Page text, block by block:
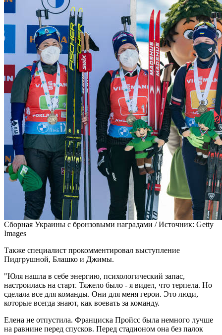
Сборная Украины с бронзовыми наградами /Источник: Getty
Images
Также специалист прокомментировал выступление
Пидгрушной, Блашко и Джимы.
"Юля нашла в себе энергию, психологический запас,
настроилась на старт. Тяжело было - я видел, что терпела. Но
сделала все для команды. Они для меня герои. Это люди,
которые всегда знают, как воевать за команду.
Елена не отпустила. Франциска Пройсс была немного лучше
на равнине перед спусков. Перед стадионом она без палок